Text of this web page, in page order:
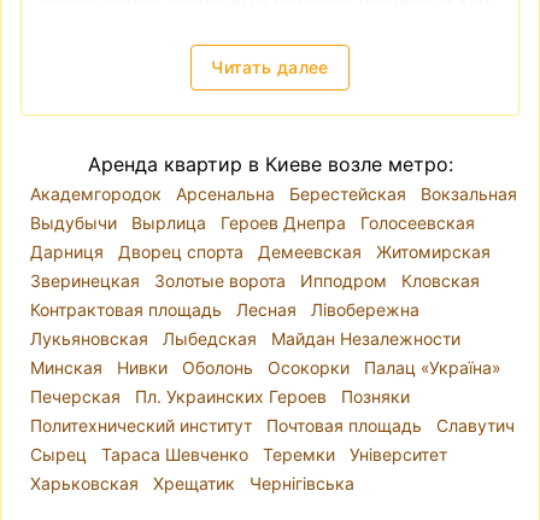
если вы видите слишком низкую цену на
квартиру, это также часто является
признаком мошенничества.
Киев разделён на десять районов. Река Днепр
делит город так, что районы Голосеевский,
Оболонский, Печерский, Подольский,
Святошинский, Соломенский и
Шевченковский находятся на правом берегу, а
Дарницкий, Деснянский и Днепровский — на
левом. Однако при выборе места для аренды
квартиры лучше ориентироваться на
микрорайоны, так как административные
районы часто включают в себя варианты
разного уровня комфорта и класса жилья.
Например, Шевченковский район включает
Читать далее
Аренда квартир в Киеве возле метро:
Академгородок Арсенальна Берестейская
Вокзальная
Выдубычи
Вырлица Героев Днепра
Голосеевская
Дарниця
Дворец спорта Демеевская
Житомирская
Зверинецкая
Золотые ворота Ипподром
Кловская
Контрактовая площадь
Лесная
Лівобережна
Лукьяновская
Лыбедская
Майдан Незалежности
Минская
Нивки Оболонь Осокорки
Палац «Україна»
Печерская
Пл. Украинских Героев
Позняки
Политехнический институт
Почтовая площадь
Славутич
Сырец
Тараса Шевченко Теремки
Університет
Харьковская
Хрещатик Чернігівська